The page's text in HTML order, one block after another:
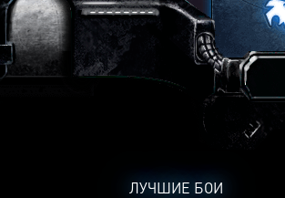
ЛУЧШИЕ БОИ